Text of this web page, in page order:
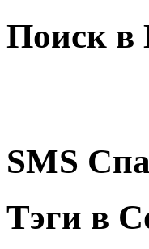
Поиск в
SMS
Тэги в